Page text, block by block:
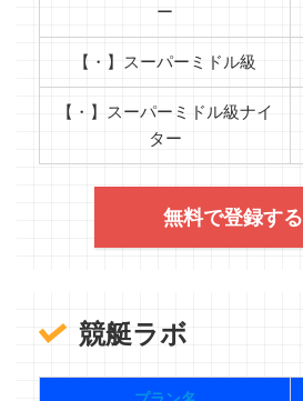
ー
【・】スーパーミドル級
【・】スーパーミドル級ナイ
ター
無料で登録する
競艇ラボ